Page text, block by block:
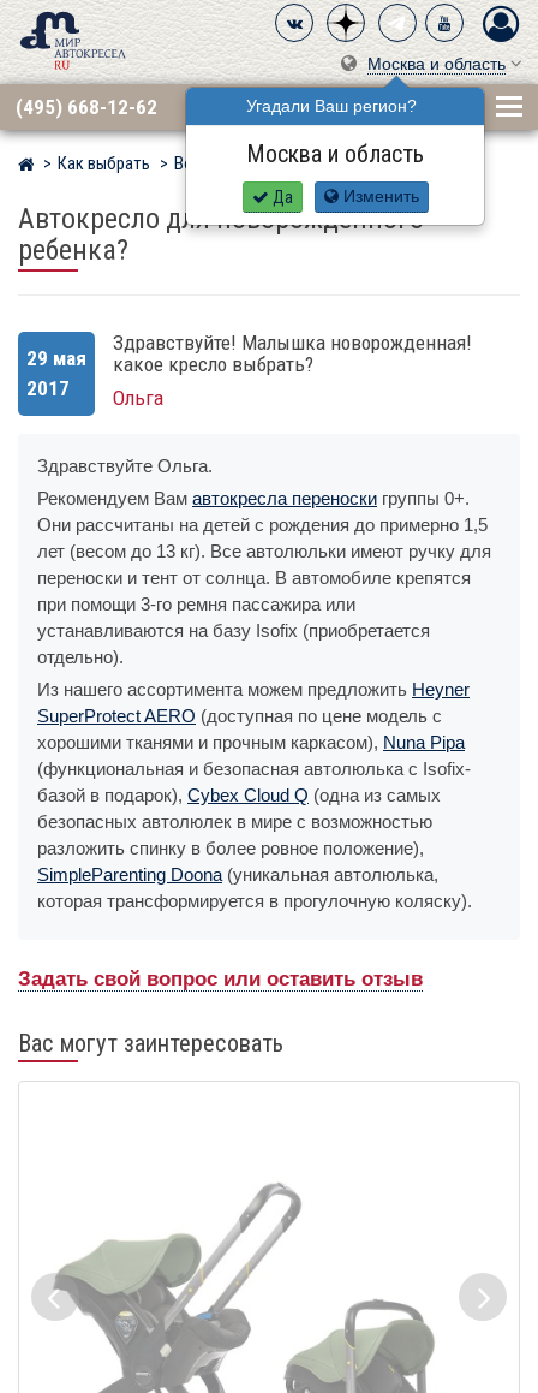
Москва и область
Угадали Ваш регион?
Москва и область
Да Изменить
(495) 668-12-62
Мир детских автокресел
Как выбрать Вопросы
Автокресло для новорожденного
ребенка?
29 мая
2017
Здравствуйте! Малышка новорожденная!
какое кресло выбрать?
Ольга
Здравствуйте Ольга.
Рекомендуем Вам автокресла переноски группы 0+.
Они рассчитаны на детей с рождения до примерно 1,5
лет (весом до 13 кг). Все автолюльки имеют ручку для
переноски и тент от солнца. В автомобиле крепятся
при помощи 3-го ремня пассажира или
устанавливаются на базу Isofix (приобретается
отдельно).
Из нашего ассортимента можем предложить Heyner
SuperProtect AERO (доступная по цене модель с
хорошими тканями и прочным каркасом), Nuna Pipa
(функциональная и безопасная автолюлька с Isofix-
базой в подарок), Cybex Cloud Q (одна из самых
безопасных автолюлек в мире с возможностью
разложить спинку в более ровное положение),
SimpleParenting Doona (уникальная автолюлька,
которая трансформируется в прогулочную коляску).
Задать свой вопрос или оставить отзыв
Вас могут заинтересовать